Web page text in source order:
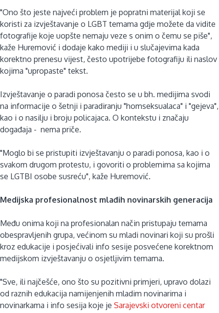
"Ono što jeste najveći problem je popratni materijal koji se
koristi za izvještavanje o LGBT temama gdje možete da vidite
fotografije koje uopšte nemaju veze s onim o čemu se piše",
kaže Huremović i dodaje kako mediji i u slučajevima kada
korektno prenesu vijest, često upotrijebe fotografiju ili naslov
kojima "upropaste" tekst.
Izvještavanje o paradi ponosa često se u bh. medijima svodi
na informacije o šetnji i paradiranju "homseksualaca" i "gejeva",
kao i o nasilju i broju policajaca. O kontekstu i značaju
događaja - nema priče.
"Moglo bi se pristupiti izvještavanju o paradi ponosa, kao i o
svakom drugom protestu, i govoriti o problemima sa kojima
se LGTBI osobe susreću", kaže Huremović.
Medijska profesionalnost mlađih novinarskih generacija
Među onima koji na profesionalan način pristupaju temama
obespravljenih grupa, većinom su mladi novinari koji su prošli
kroz edukacije i posjećivali info sesije posvećene korektnom
medijskom izvještavanju o osjetljivim temama.
"Sve, ili najčešće, ono što su pozitivni primjeri, upravo dolazi
od raznih edukacija namijenjenih mladim novinarima i
novinarkama i info sesija koje je Sarajevski otvoreni centar